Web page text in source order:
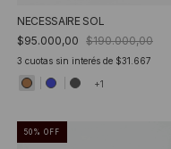
NECESSAIRE SOL
$95.000,00 $190.000,00
3 cuotas sin interés de $31.667
+1
50 % OFF